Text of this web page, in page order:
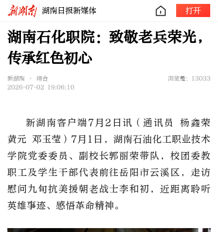
湖南日报新媒体 打开
湖南石化职院：致敬老兵荣光，
传承红色初心
新湖南 • 综合
浏览量：13033
2026-07-02 19:06:10
新湖南客户端7月2日讯 （通讯员 杨鑫荣
黄元 邓玉莹）7月1日，湖南石油化工职业技术
学院党委委员、副校长郭丽荣带队，校团委教
职工及学生干部代表前往岳阳市云溪区，走访
慰问九旬抗美援朝老战士李和初，近距离聆听
英雄事迹、感悟革命精神。